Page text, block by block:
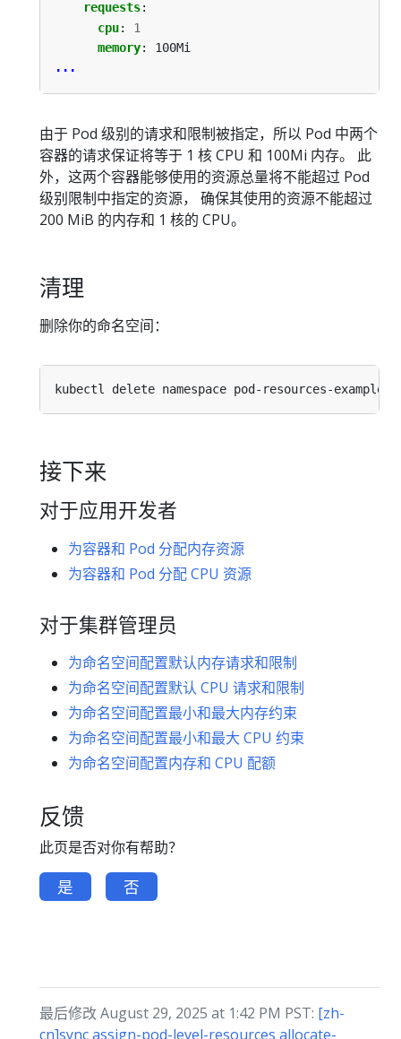
requests:
cpu:
1
memory:
100Mi
...
由于 Pod 级别的请求和限制被指定，所以 Pod 中两个
容器的请求保证将等于 1 核 CPU 和 100Mi 内存。 此
外，这两个容器能够使用的资源总量将不能超过 Pod
级别限制中指定的资源， 确保其使用的资源不能超过
200 MiB 的内存和 1 核的 CPU。
清理
删除你的命名空间：
接下来
对于应用开发者
为容器和 Pod 分配内存资源
为容器和 Pod 分配 CPU 资源
对于集群管理员
为命名空间配置默认内存请求和限制
为命名空间配置默认 CPU 请求和限制
为命名空间配置最小和最大内存约束
为命名空间配置最小和最大 CPU 约束
为命名空间配置内存和 CPU 配额
反馈
此页是否对你有帮助？
是 否
最后修改 August 29, 2025 at 1:42 PM PST: [zh-
cn]sync assign-pod-level-resources allocate-